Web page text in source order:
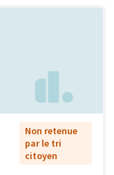
Non retenue
par le tri
citoyen